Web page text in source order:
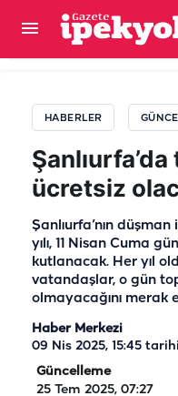
HABERLER
ücretsiz
Şanlıurfa’nın
yılı, 11 Nisan Cuma
kutlanacak. Her yıl
vatandaşlar, o gün
olmayacağını merak
Haber Merkezi
09 Nis 2025, 15:45
Güncelleme
25 Tem 2025, 07:27
İmralı görüşmesinden